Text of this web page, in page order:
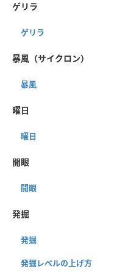
ゲリラ
ゲリラ
暴風（サイクロン）
暴風
曜日
曜日
開眼
開眼
発掘
発掘
発掘レベルの上げ方